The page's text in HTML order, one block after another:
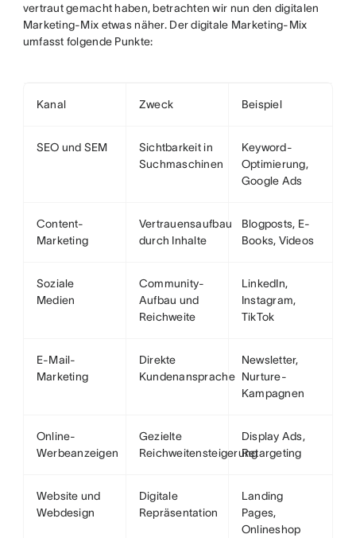
vertraut gemacht haben, betrachten wir nun den digitalen
Marketing-Mix etwas näher. Der digitale Marketing-Mix
umfasst folgende Punkte:
Kanal Zweck Beispiel
SEO und SEM
Sichtbarkeit in
Suchmaschinen
Keyword-
Optimierung,
Google Ads
Content-
Marketing
Vertrauensaufbau
durch Inhalte
Blogposts, E-
Books, Videos
Soziale
Medien
Community-
Aufbau und
Reichweite
LinkedIn,
Instagram,
TikTok
E-Mail-
Marketing
Direkte
Kundenansprache
Newsletter,
Nurture-
Kampagnen
Online-
Werbeanzeigen
Gezielte
Reichweitensteigerung
Display Ads,
Retargeting
Website und
Webdesign
Digitale
Repräsentation
Landing
Pages,
Onlineshop